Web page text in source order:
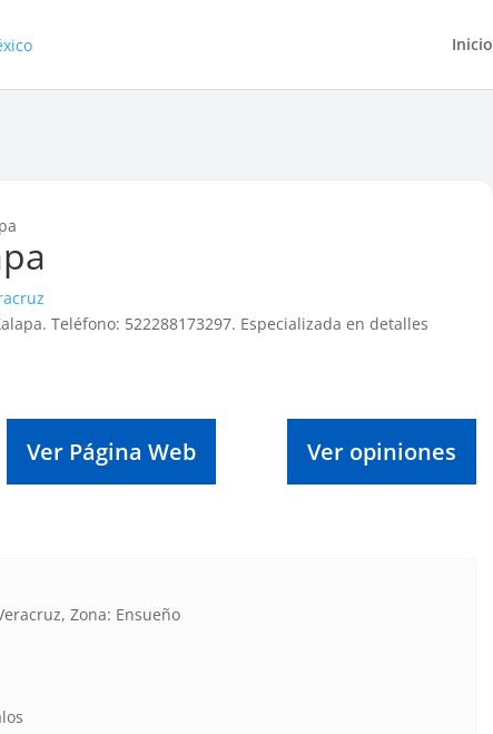
Inicio
Teléfono: 522288173297. Especializada en detalles
Ver Página Web Ver opiniones
Zona: Ensueño